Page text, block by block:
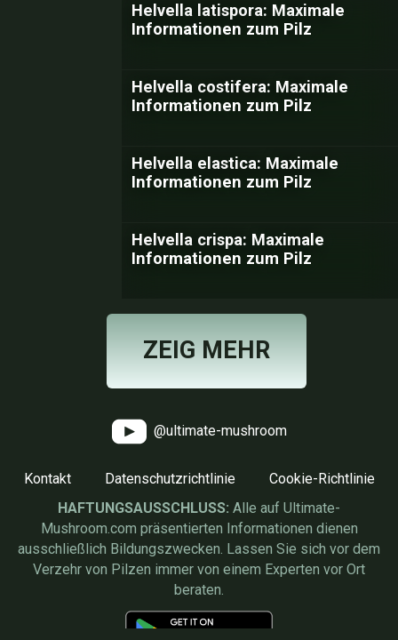
Helvella latispora: Maximale
Informationen zum Pilz
Helvella costifera: Maximale
Informationen zum Pilz
Helvella elastica: Maximale
Informationen zum Pilz
Helvella crispa: Maximale
Informationen zum Pilz
ZEIG MEHR
@ultimate-mushroom
Kontakt Datenschutzrichtlinie
Cookie-Richtlinie
HAFTUNGSAUSSCHLUSS: Alle auf Ultimate-
Mushroom.com präsentierten Informationen dienen
ausschließlich Bildungszwecken. Lassen Sie sich vor dem
Verzehr von Pilzen immer von einem Experten vor Ort
beraten.